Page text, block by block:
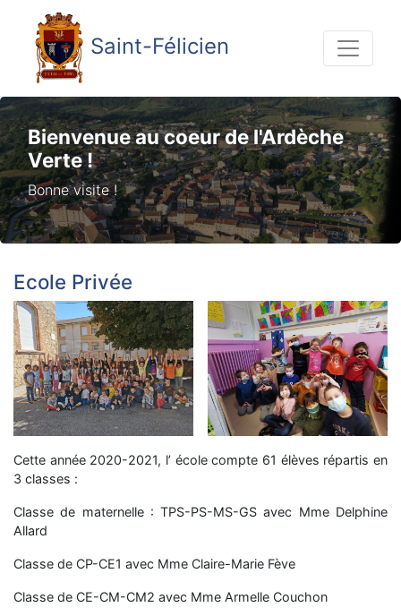
Saint-Félicien
Bienvenue au coeur de l'Ardèche
Verte !
Bonne visite !
Ecole Privée
Cette année 2020-2021, l’ école compte 61 élèves répartis en
3 classes :
Classe de maternelle : TPS-PS-MS-GS avec Mme Delphine
Allard
Classe de CP-CE1 avec Mme Claire-Marie Fève
Classe de CE-CM-CM2 avec Mme Armelle Couchon